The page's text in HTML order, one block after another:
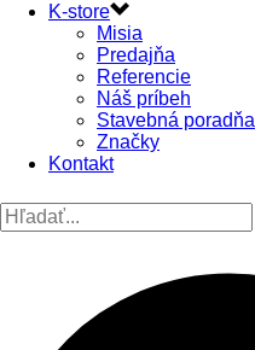
K-store
Misia
Predajňa
Referencie
Náš príbeh
Stavebná poradňa
Značky
Kontakt